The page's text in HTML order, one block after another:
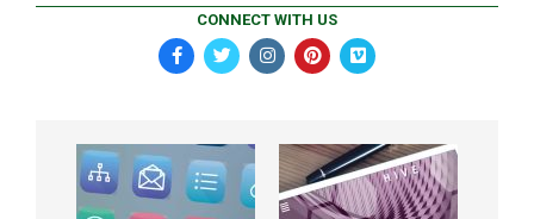
CONNECT WITH US